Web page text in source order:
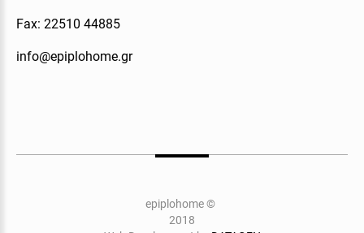
Fax: 22510 44885
info@epiplohome.gr
epiplohome©
2018